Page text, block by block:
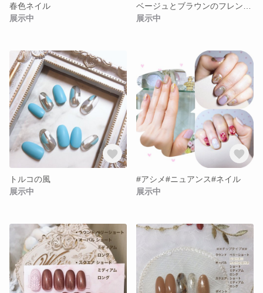
春色ネイル
展示中
展示中
トルコの風
展示中
#アシメ#ニュアンス#ネイル
展示中